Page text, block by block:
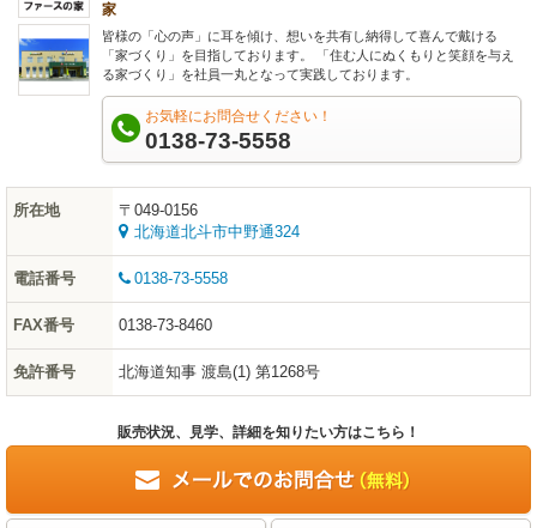
家
皆様の「心の声」に耳を傾け、想いを共有し納得して喜んで戴ける
「家づくり」を目指しております。 「住む人にぬくもりと笑顔を与え
る家づくり」を社員一丸となって実践しております。
お気軽にお問合せください！
0138-73-5558
所在地
〒049-0156
北海道北斗市中野通324
電話番号 0138-73-5558
FAX番号 0138-73-8460
免許番号 北海道知事 渡島(1) 第1268号
販売状況、見学、詳細を知りたい方はこちら！